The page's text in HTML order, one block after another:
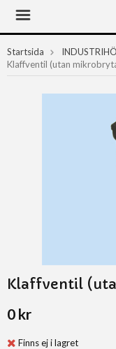
Startsida
Klaffventil (utan
Klaffventil
0 kr
Finns ej i lagret